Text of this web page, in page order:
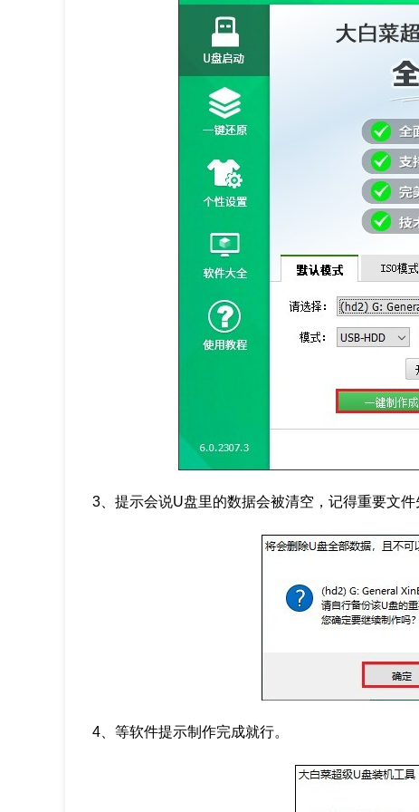
3、提示会说U盘里的数据会被清空，记得重要文件
4、等软件提示制作完成就行。